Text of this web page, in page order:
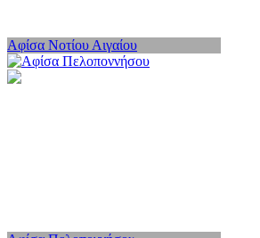
Αφίσα Νοτίου Αιγαίου